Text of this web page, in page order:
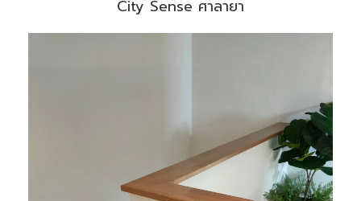
City Sense ศาลายา